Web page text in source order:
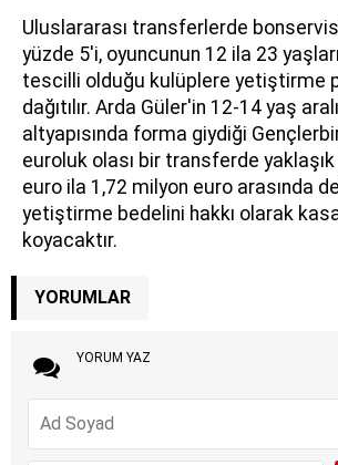
Uluslararası transferlerde
yüzde 5'i, oyuncunun 12 ila 23
tescilli olduğu kulüplere yetiştirme
dağıtılır. Arda Güler'in 12-14 yaş
altyapısında forma giydiği
euroluk olası bir transferde
euro ila 1,72 milyon euro arasında
yetiştirme bedelini hakkı olarak
koyacaktır.
YORUMLAR
YORUM YAZ